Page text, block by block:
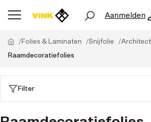
Aanmelden
Folies & Laminaten Snijfolie
Raamdecoratiefolies
Filter